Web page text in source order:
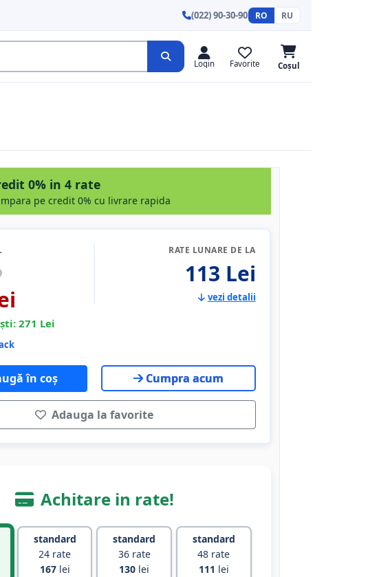
(022) 90-30-90 RO RU
Login Favorite Coșul
0% in 4 rate
pe credit 0% cu livrare rapida
271 Lei
RATE LUNARE DE LA
113 Lei
vezi detalii
în coș Cumpra acum
Adauga la favorite
Achitare in rate!
standard
24 rate
167lei
standard
36 rate
130 lei
standard
48 rate
111 lei